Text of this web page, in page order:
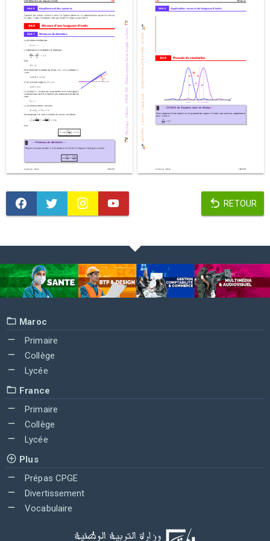
RETOUR
Maroc
Primaire
Collège
Lycée
France
Primaire
Collège
Lycée
Plus
Prépas CPGE
Divertissement
Vocabulaire